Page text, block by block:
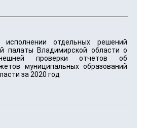
отдельных решений
палаты Владимирской области о
проверки отчетов об
муниципальных образований
за 2020 год